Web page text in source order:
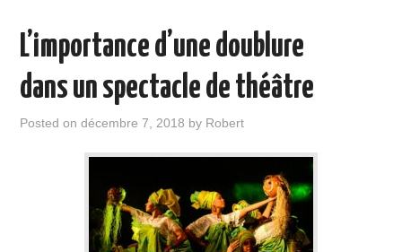
L’importance d’une doublure
dans un spectacle de théâtre
Posted ondécembre 7, 2018 by Robert